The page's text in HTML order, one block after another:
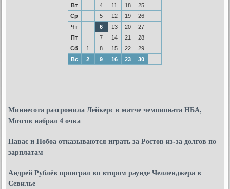
Вт
4 11 18
25
Ср
5 12 19
26
Чт
6 13 20
27
Пт
7 14 21
28
Сб
1 8 15 22
29
Вс
2 9 16 23 30
Миннесота разгромила Лейкерс в матче чемпионата НБА,
Мозгов набрал 4 очка
Навас и Нобоа отказываются играть за Ростов из-за долгов по
зарплатам
Андрей Рублёв проиграл во втором раунде Челленджера в
Севилье